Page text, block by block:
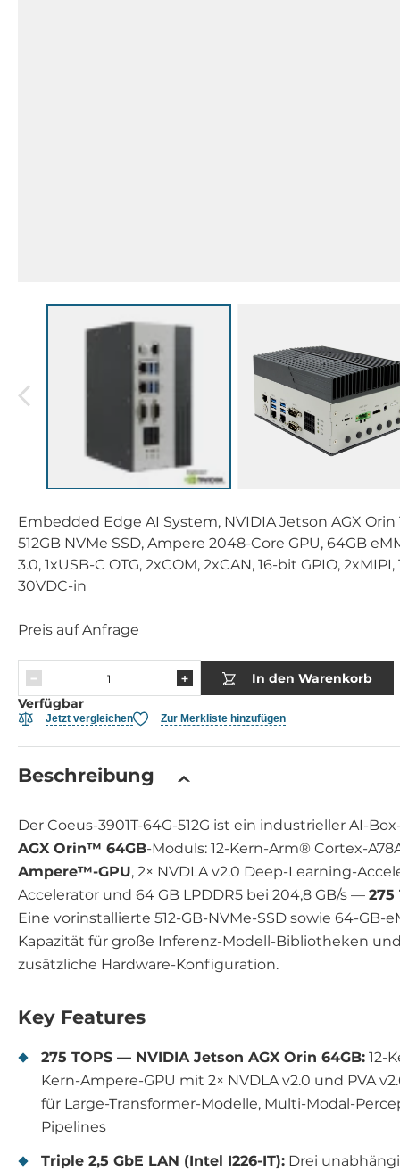
Embedded Edge AI System, NVIDIA Jetson AGX Orin
512GB NVMe SSD, Ampere 2048-Core GPU, 64GB
3.0, 1xUSB-C OTG, 2xCOM, 2xCAN, 16-bit GPIO, 2xMIPI,
30VDC-in
Preis auf Anfrage
In den Warenkorb
Verfügbar
Jetzt vergleichen Zur Merkliste hinzufügen
Beschreibung
Der Coeus-3901T-64G-512G ist ein industrieller AI-
AGX Orin™ 64GB-Moduls: 12-Kern-Arm® Cortex-
Ampere™-GPU, 2× NVDLA v2.0 Deep-Learning-
Accelerator und 64 GB LPDDR5 bei 204,8 GB/s — 275
Eine vorinstallierte 512-GB-NVMe-SSD sowie 64-GB-
Kapazität für große Inferenz-Modell-Bibliotheken
zusätzliche Hardware-Konfiguration.
Key Features
275 TOPS — NVIDIA Jetson AGX Orin 64GB: 12-
Kern-Ampere-GPU mit 2× NVDLA v2.0 und PVA
für Large-Transformer-Modelle, Multi-Modal-
Pipelines
Triple 2,5 GbE LAN (Intel I226-IT): Drei